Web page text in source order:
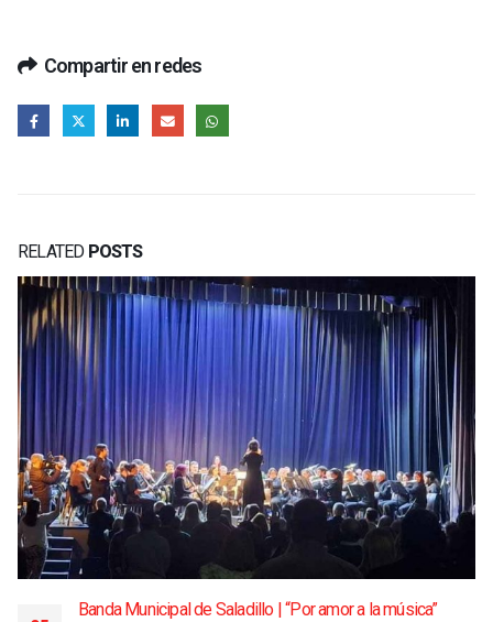
Compartir en redes
RELATED POSTS
Banda Municipal de Saladillo | “Por amor a la música”